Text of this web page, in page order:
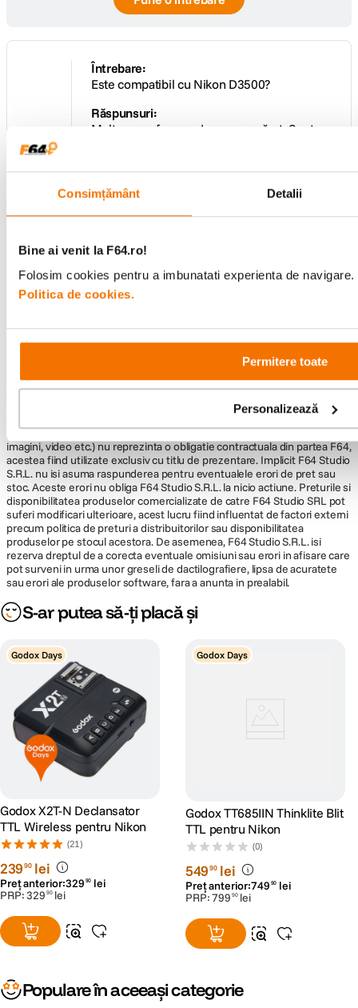
Consimțământ Detalii
Bine ai venit la F64.ro!
Folosim cookies pentru a imbunatati experienta de
Politica de cookies.
Permitere toate
Personalizează
Întrebare:
Este compatibil cu Nikon D3500?
Răspunsuri:
Mulțumesc frumos. L-am cumpărat. Sunt
1 persoană a găsit acest răspuns util
Afișează mai multe
Informatii conformitate produs
Descrierea bunurilor sau a serviciilor disponibile pewww.f64.ro(prin
imagini, video etc.) nu reprezinta o obligatie contractuala din partea F64,
acestea fiind utilizate exclusiv cu titlu de prezentare. Implicit F64 Studio
S.R.L. nu isi asuma raspunderea pentru eventualele erori de pret sau
stoc. Aceste erori nu obliga F64 Studio S.R.L. la nicio actiune. Preturile si
disponibilitatea produselor comercializate de catre F64 Studio SRL pot
suferi modificari ulterioare, acest lucru fiind influentat de factori externi
precum politica de preturi a distribuitorilor sau disponibilitatea
produselor pe stocul acestora. De asemenea, F64 Studio S.R.L. isi
rezerva dreptul de a corecta eventuale omisiuni sau erori in afisare care
pot surveni in urma unor greseli de dactilografiere, lipsa de acuratete
sau erori ale produselor software, fara a anunta in prealabil.
S-ar putea să-ți placă și
Godox Days
Godox X2T-N Declansator
TTL Wireless pentru Nikon
(21)
23990 lei
Preț anterior:329 90 lei
PRP:329 90 lei
Godox Days
Godox TT685IIN Thinklite Blit
TTL pentru Nikon
(0)
54990 lei
Preț anterior:749 90 lei
PRP:799 90 lei
Populare în aceeași categorie